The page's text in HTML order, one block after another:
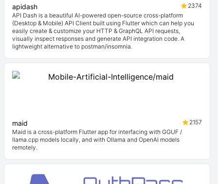
apidash
2374
API Dash is a beautiful AI-powered open-source cross-platform
(Desktop & Mobile) API Client built using Flutter which can help you
easily create & customize your HTTP & GraphQL API requests,
visually inspect responses and generate API integration code. A
lightweight alternative to postman/insomnia.
maid
2157
Maid is a cross-platform Flutter app for interfacing with GGUF /
llama.cpp models locally, and with Ollama and OpenAI models
remotely.